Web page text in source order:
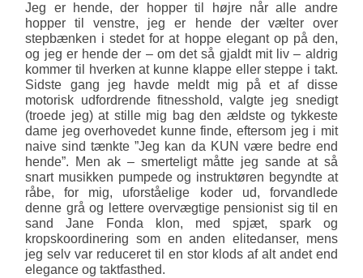
Jeg er hende, der hopper til højre når alle andre
hopper til venstre, jeg er hende der vælter over
stepbænken i stedet for at hoppe elegant op på den,
og jeg er hende der – om det så gjaldt mit liv – aldrig
kommer til hverken at kunne klappe eller steppe i takt.
Sidste gang jeg havde meldt mig på et af disse
motorisk udfordrende fitnesshold, valgte jeg snedigt
(troede jeg) at stille mig bag den ældste og tykkeste
dame jeg overhovedet kunne finde, eftersom jeg i mit
naive sind tænkte ”Jeg kan da KUN være bedre end
hende”. Men ak – smerteligt måtte jeg sande at så
snart musikken pumpede og instruktøren begyndte at
råbe, for mig, uforståelige koder ud, forvand­lede
denne grå og lettere overvægtige pensionist sig til en
sand Jane Fonda klon, med spjæt, spark og
kropskoordinering som en anden elitedanser, mens
jeg selv var reduceret til en stor klods af alt andet end
elegance og taktfasthed.